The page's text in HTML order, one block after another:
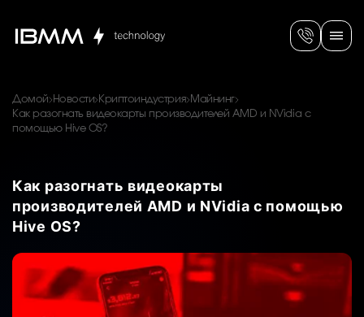
Домой Новости Криптоиндустрия Майнинг
Как разогнать видеокарты производителей AMD и NVidia с
помощью Hive OS?
Как разогнать видеокарты
производителей AMD и NVidia с помощью
Hive OS?